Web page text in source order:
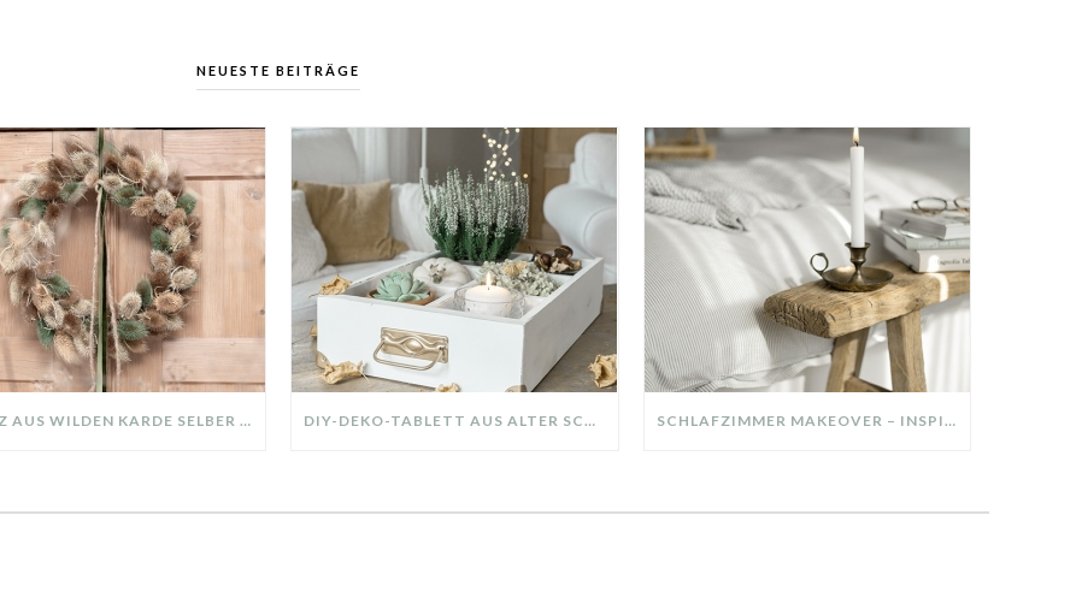
NEUESTE BEITRÄGE
KRANZ AUS WILDEN KARDE SELBER MACHEN: HERBSTDEKO GANZ EINFACH DIY-DEKO-TABLETT AUS ALTER SCHUBLADE – NACHHALTIGE HERBSTDEKO SELBER MACHEN! SCHLAFZIMMER MAKEOVER – INSPIRATION FÜR DEIN SCHLAFZIMMER: AUS ALT MACH NEU – HELL, GEMÜTLICH UND EINLADEND